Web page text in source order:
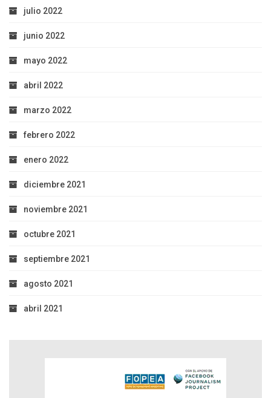
julio 2022
junio 2022
mayo 2022
abril 2022
marzo 2022
febrero 2022
enero 2022
diciembre 2021
noviembre 2021
octubre 2021
septiembre 2021
agosto 2021
abril 2021